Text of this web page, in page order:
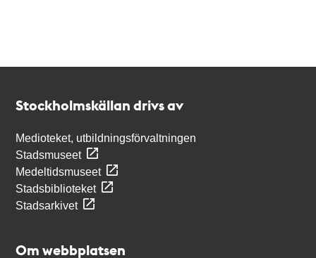
Stockholmskällan drivs av
Medioteket, utbildningsförvaltningen
Stadsmuseet
Medeltidsmuseet
Stadsbiblioteket
Stadsarkivet
Om webbplatsen